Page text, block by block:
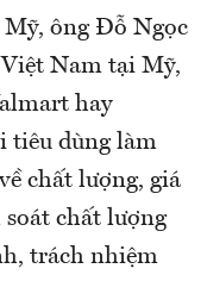
ông Đỗ Ngọc
Nam tại Mỹ,
hay
tiêu dùng làm
chất lượng, giá
chất lượng
trách nhiệm